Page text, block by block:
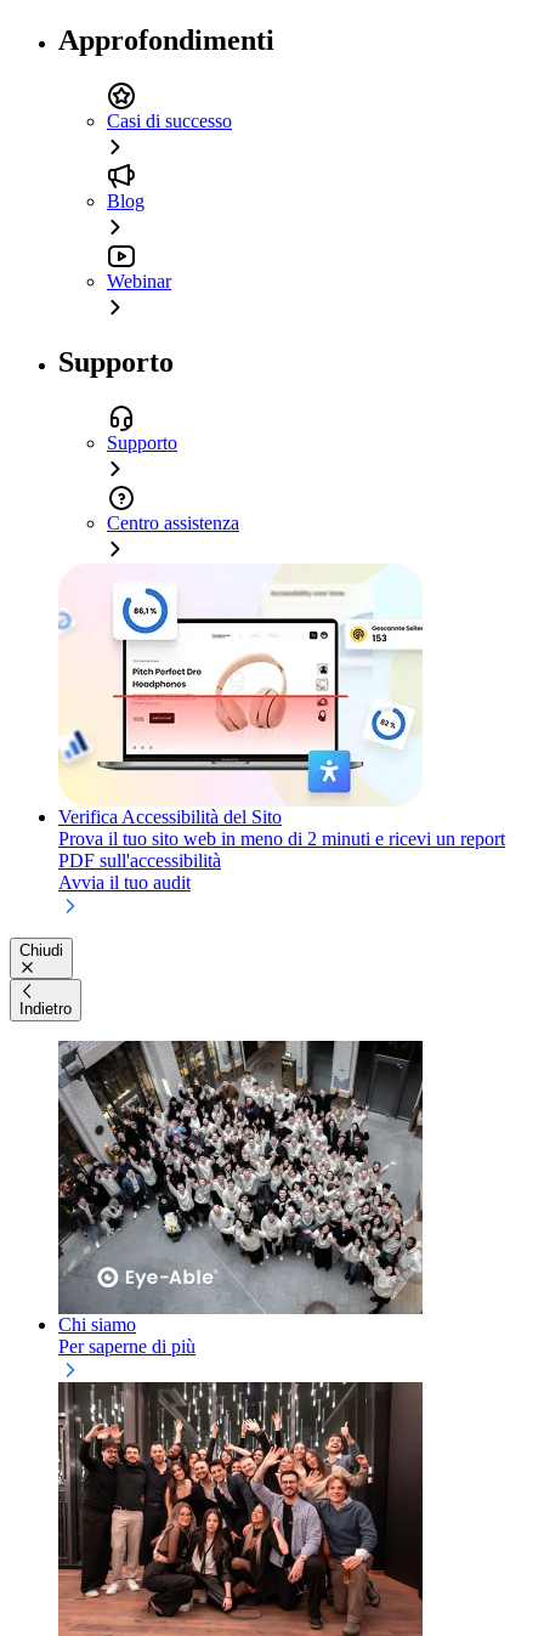
Approfondimenti
Casi di successo
Blog
Webinar
Supporto
Supporto
Centro assistenza
Verifica Accessibilità del Sito
Prova il tuo sito web in meno di 2 minuti e ricevi un report
PDF sull'accessibilità
Avvia il tuo audit
Chiudi
Indietro
Chi siamo
Per saperne di più